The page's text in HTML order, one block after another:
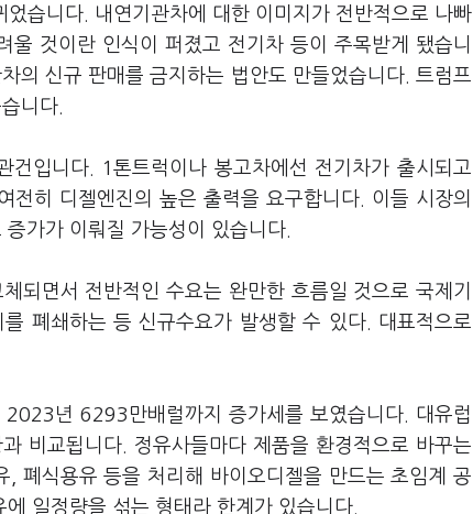
습니다. 내연기관차에 대한 이미지가 전반적으로 나빠
것이란 인식이 퍼졌고 전기차 등이 주목받게 됐습니
신규 판매를 금지하는 법안도 만들었습니다. 트럼프
니다.
입니다. 1톤트럭이나 봉고차에선 전기차가 출시되고
히 디젤엔진의 높은 출력을 요구합니다. 이들 시장의
가가 이뤄질 가능성이 있습니다.
되면서 전반적인 수요는 완만한 흐름일 것으로 국제기
폐쇄하는 등 신규수요가 발생할 수 있다. 대표적으로
년 6293만배럴까지 증가세를 보였습니다. 대유럽
비교됩니다. 정유사들마다 제품을 환경적으로 바꾸는
폐식용유 등을 처리해 바이오디젤을 만드는 초임계 공
일정량을 섞는 형태라 한계가 있습니다.